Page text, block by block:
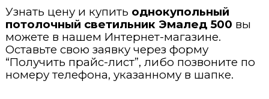
Узнать цену и купить однокупольный
потолочный светильник Эмалед 500 вы
можете в нашем Интернет-магазине.
Оставьте свою заявку через форму
“Получить прайс-лист”, либо позвоните по
номеру телефона, указанному в шапке.